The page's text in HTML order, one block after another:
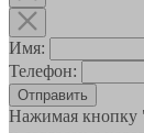
Имя:
Телефон:
Отправить
Нажимая кнопку